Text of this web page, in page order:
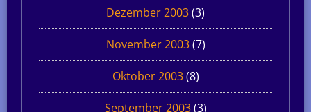
Dezember 2003(3)
November 2003(7)
Oktober 2003(8)
September 2003(3)